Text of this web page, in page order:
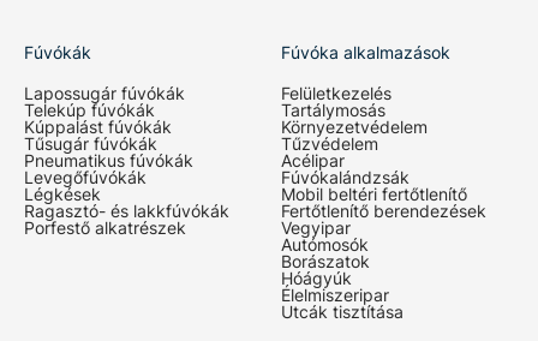
Fúvókák
Lapossugár fúvókák
Telekúp fúvókák
Kúppalást fúvókák
Tűsugár fúvókák
Pneumatikus fúvókák
Levegőfúvókák
Légkések
Ragasztó- és lakkfúvókák
Porfestő alkatrészek
Fúvóka alkalmazások
Felületkezelés
Tartálymosás
Környezetvédelem
Tűzvédelem
Acélipar
Fúvókalándzsák
Mobil beltéri fertőtlenítő
Fertőtlenítő berendezések
Vegyipar
Autómosók
Borászatok
Hóágyúk
Élelmiszeripar
Utcák tisztítása